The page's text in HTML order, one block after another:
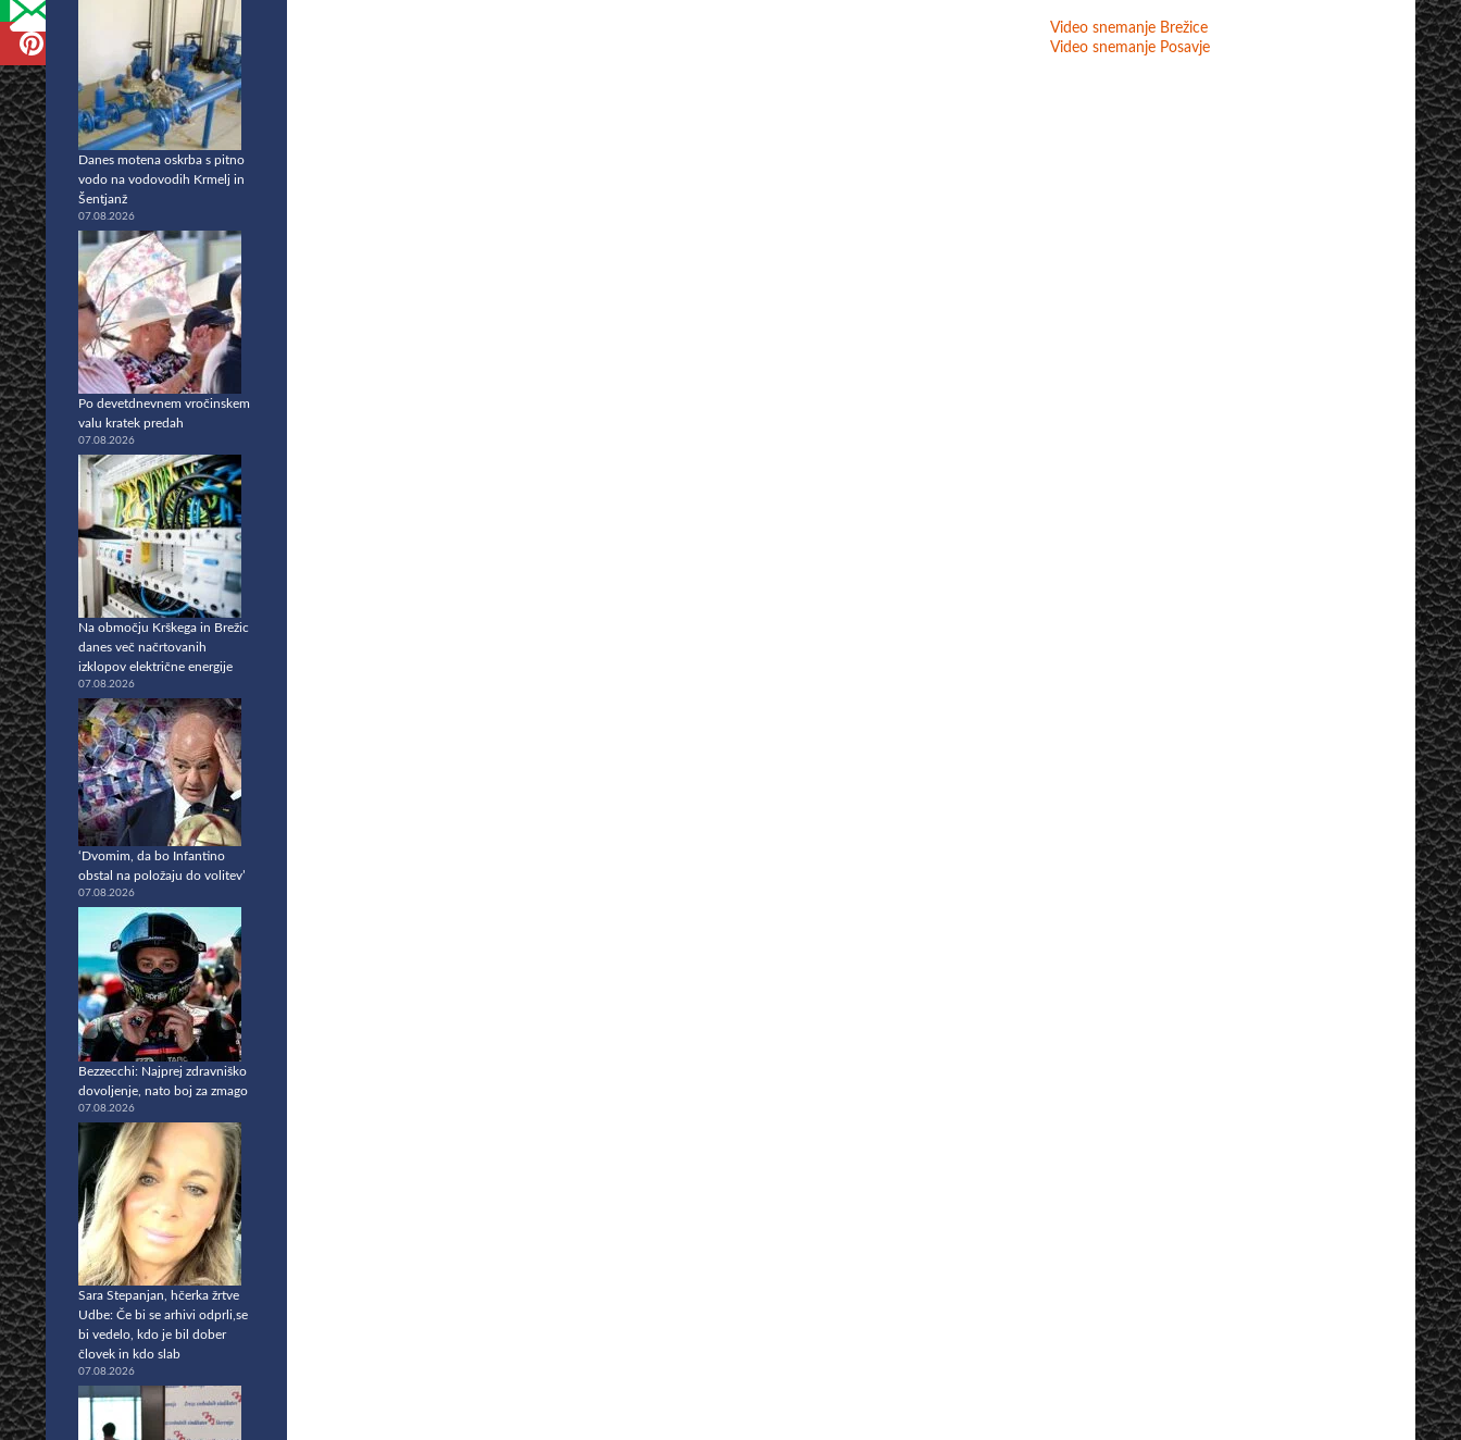
Video snemanje Brežice
Video snemanje Posavje
Danes motena oskrba s pitno
vodo na vodovodih Krmelj in
Šentjanž
07.08.2026
Po devetdnevnem vročinskem
valu kratek predah
07.08.2026
Na območju Krškega in Brežic
danes več načrtovanih
izklopov električne energije
07.08.2026
‘Dvomim, da bo Infantino
obstal na položaju do volitev’
07.08.2026
Bezzecchi: Najprej zdravniško
dovoljenje, nato boj za zmago
07.08.2026
Sara Stepanjan, hčerka žrtve
Udbe: Če bi se arhivi odprli,se
bi vedelo, kdo je bil dober
človek in kdo slab
07.08.2026